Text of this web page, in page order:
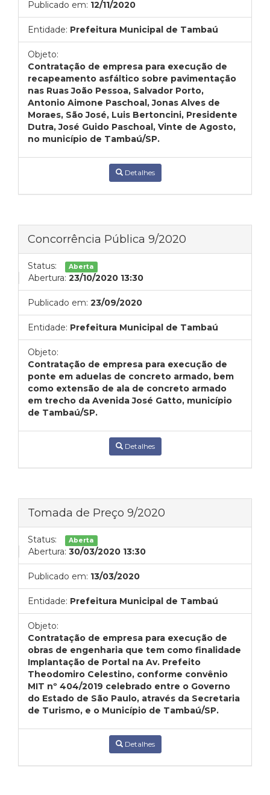
Publicado em: 12/11/2020
Entidade: Prefeitura Municipal de Tambaú
Objeto:
Contratação de empresa para execução de
recapeamento asfáltico sobre pavimentação
nas Ruas João Pessoa, Salvador Porto,
Antonio Aimone Paschoal, Jonas Alves de
Moraes, São José, Luis Bertoncini, Presidente
Dutra, José Guido Paschoal, Vinte de Agosto,
no município de Tambaú/SP.
Detalhes
Concorrência Pública 9/2020
Status: Aberta
Abertura: 23/10/2020 13:30
Publicado em: 23/09/2020
Entidade: Prefeitura Municipal de Tambaú
Objeto:
Contratação de empresa para execução de
ponte em aduelas de concreto armado, bem
como extensão de ala de concreto armado
em trecho da Avenida José Gatto, município
de Tambaú/SP.
Detalhes
Tomada de Preço 9/2020
Status: Aberta
Abertura: 30/03/2020 13:30
Publicado em: 13/03/2020
Entidade: Prefeitura Municipal de Tambaú
Objeto:
Contratação de empresa para execução de
obras de engenharia que tem como finalidade
Implantação de Portal na Av. Prefeito
Theodomiro Celestino, conforme convênio
MIT nº 404/2019 celebrado entre o Governo
do Estado de São Paulo, através da Secretaria
de Turismo, e o Município de Tambaú/SP.
Detalhes